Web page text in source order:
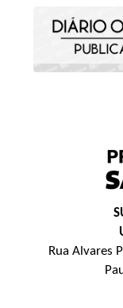
Rua Alvares